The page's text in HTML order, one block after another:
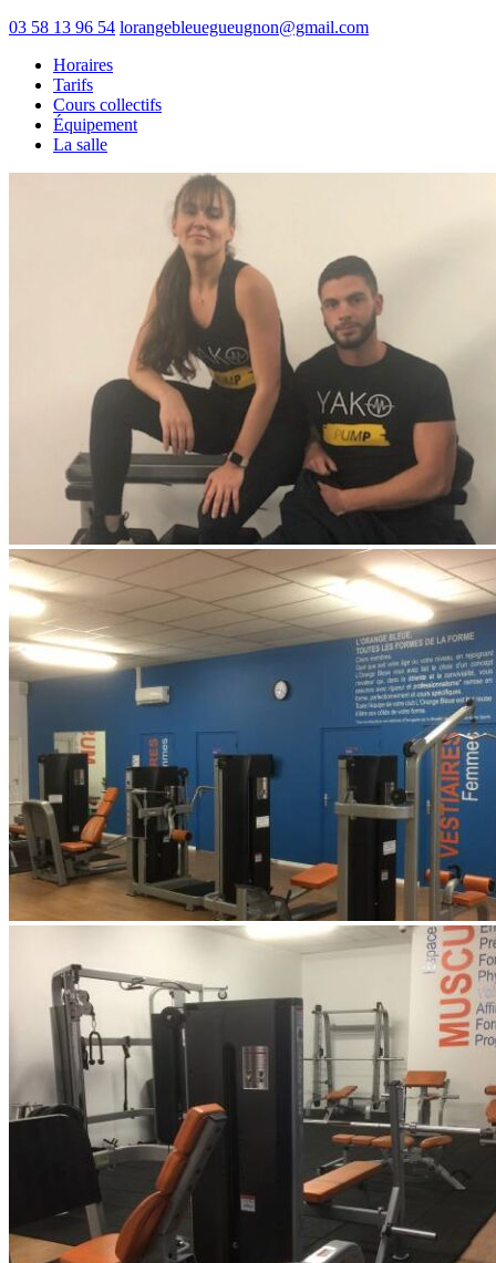
03 58 13 96 54 lorangebleuegueugnon@gmail.com
Horaires
Tarifs
Cours collectifs
Équipement
La salle